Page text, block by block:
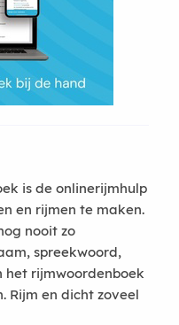
is de onlinerijmhulp
en rijmen te maken.
nooit zo
spreekwoord,
rijmwoordenboek
Rijm en dicht zoveel